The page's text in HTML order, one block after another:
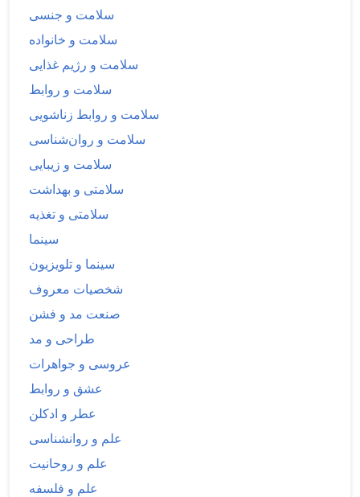
سلامت و جنسی
سلامت و خانواده
سلامت و رژیم غذایی
سلامت و روابط
سلامت و روابط زناشویی
سلامت و روان‌شناسی
سلامت و زیبایی
سلامتی و بهداشت
سلامتی و تغذیه
سینما
سینما و تلویزیون
شخصیات معروف
صنعت مد و فشن
طراحی و مد
عروسی و جواهرات
عشق و روابط
عطر و ادکلن
علم و روانشناسی
علم و روحانیت
علم و فلسفه